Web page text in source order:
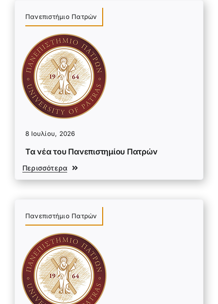
Πανεπιστήμιο Πατρών
8 Ιουλίου, 2026
Τα νέα του Πανεπιστημίου Πατρών
Περισσότερα
Πανεπιστήμιο Πατρών